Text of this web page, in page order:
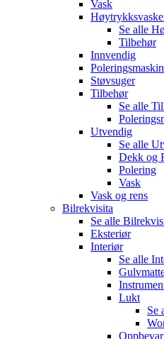
Vask
Se alle
Tilbehør
Innvendig
Poleringsmaskin
Støvsuger
Tilbehør
Se alle
Utvendig
Se alle
Dekk og
Polering
Vask
Vask og rens
Bilrekvisita
Se alle
Eksteriør
Interiør
Se alle
Lukt
Se